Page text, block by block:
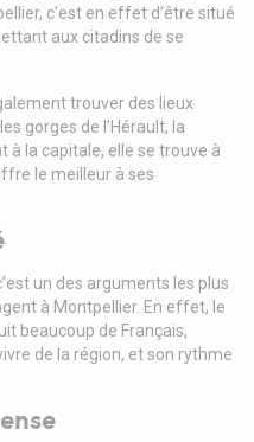
c’est en effet d’être situé
aux citadins de se
trouver des lieux
gorges de l’Hérault, la
à la capitale, elle se trouve à
le meilleur à ses
un des arguments les plus
à Montpellier. En effet, le
beaucoup de Français,
de la région, et son rythme